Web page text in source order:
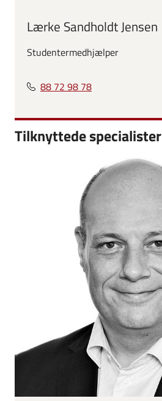
Lærke Sandholdt Jensen
Studentermedhjælper
88 72 98 78
Tilknyttede specialister